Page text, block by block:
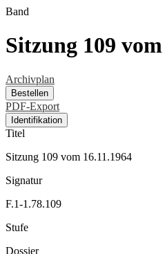
Band
Sitzung 109
Archivplan
Bestellen
PDF-Export
Identifikation
Titel
Sitzung 109 vom 16.11.1964
Signatur
F.1-1.78.109
Stufe
Dossier